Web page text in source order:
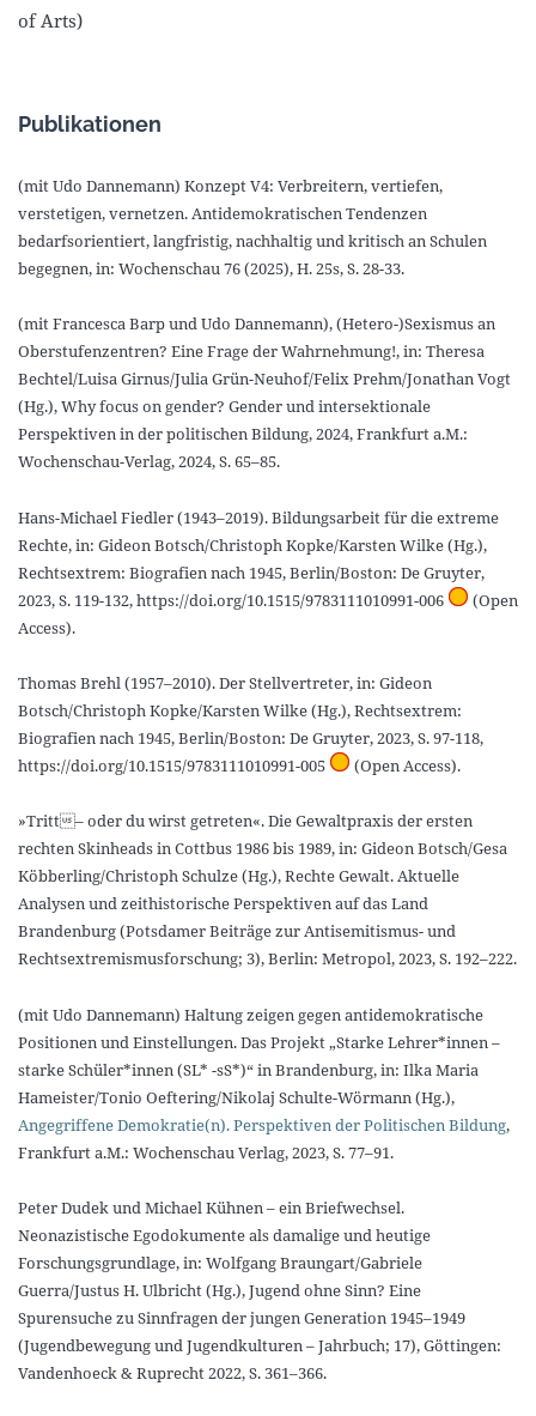
of Arts)
Publikationen
(mit Udo Dannemann) Konzept V4: Verbreitern, vertiefen,
verstetigen, vernetzen. Antidemokratischen Tendenzen
bedarfsorientiert, langfristig, nachhaltig und kritisch an Schulen
begegnen, in: Wochenschau 76 (2025), H. 25s, S. 28-33.
(mit Francesca Barp und Udo Dannemann), (Hetero-)Sexismus an
Oberstufenzentren? Eine Frage der Wahrnehmung!, in: Theresa
Bechtel/Luisa Girnus/Julia Grün-Neuhof/Felix Prehm/Jonathan Vogt
(Hg.), Why focus on gender? Gender und intersektionale
Perspektiven in der politischen Bildung, 2024, Frankfurt a.M.:
Wochenschau-Verlag, 2024, S. 65–85.
Hans-Michael Fiedler (1943–2019). Bildungsarbeit für die extreme
Rechte, in: Gideon Botsch/Christoph Kopke/Karsten Wilke (Hg.),
Rechtsextrem: Biografien nach 1945, Berlin/Boston: De Gruyter,
2023, S. 119-132, https://doi.org/10.1515/9783111010991-006
(Open
Access).
Thomas Brehl (1957–2010). Der Stellvertreter, in: Gideon
Botsch/Christoph Kopke/Karsten Wilke (Hg.), Rechtsextrem:
Biografien nach 1945, Berlin/Boston: De Gruyter, 2023, S. 97-118,
https://doi.org/10.1515/9783111010991-005
(Open Access).
»Tritt– oder du wirst getreten«. Die Gewaltpraxis der ersten
rechten Skinheads in Cottbus 1986 bis 1989, in: Gideon Botsch/Gesa
Köbberling/Christoph Schulze (Hg.), Rechte Gewalt. Aktuelle
Analysen und zeithistorische Perspektiven auf das Land
Brandenburg (Potsdamer Beiträge zur Antisemitismus- und
Rechtsextremismusforschung; 3), Berlin: Metropol, 2023, S. 192–222.
(mit Udo Dannemann) Haltung zeigen gegen antidemokratische
Positionen und Einstellungen. Das Projekt „Starke Lehrer*innen –
starke Schüler*innen (SL* -sS*)“ in Brandenburg, in: Ilka Maria
Hameister/Tonio Oeftering/Nikolaj Schulte-Wörmann (Hg.),
Angegriffene Demokratie(n). Perspektiven der Politischen Bildung,
Frankfurt a.M.: Wochenschau Verlag, 2023, S. 77–91.
Peter Dudek und Michael Kühnen – ein Briefwechsel.
Neonazistische Egodokumente als damalige und heutige
Forschungsgrundlage, in: Wolfgang Braungart/Gabriele
Guerra/Justus H. Ulbricht (Hg.), Jugend ohne Sinn? Eine
Spurensuche zu Sinnfragen der jungen Generation 1945–1949
(Jugendbewegung und Jugendkulturen – Jahrbuch; 17), Göttingen:
Vandenhoeck & Ruprecht 2022, S. 361–366.